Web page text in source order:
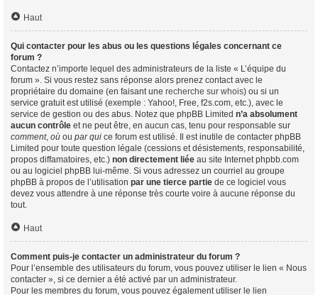
Haut
Qui contacter pour les abus ou les questions légales concernant ce
forum ?
Contactez n’importe lequel des administrateurs de la liste « L’équipe du
forum ». Si vous restez sans réponse alors prenez contact avec le
propriétaire du domaine (en faisant une recherche sur whois) ou si un
service gratuit est utilisé (exemple : Yahoo!, Free, f2s.com, etc.), avec le
service de gestion ou des abus. Notez que phpBB Limited n’a absolument
aucun contrôle et ne peut être, en aucun cas, tenu pour responsable sur
comment, où ou par qui ce forum est utilisé. Il est inutile de contacter phpBB
Limited pour toute question légale (cessions et désistements, responsabilité,
propos diffamatoires, etc.) non directement liée au site Internet phpbb.com
ou au logiciel phpBB lui-même. Si vous adressez un courriel au groupe
phpBB à propos de l’utilisation par une tierce partie de ce logiciel vous
devez vous attendre à une réponse très courte voire à aucune réponse du
tout.
Haut
Comment puis-je contacter un administrateur du forum ?
Pour l’ensemble des utilisateurs du forum, vous pouvez utiliser le lien « Nous
contacter », si ce dernier a été activé par un administrateur.
Pour les membres du forum, vous pouvez également utiliser le lien